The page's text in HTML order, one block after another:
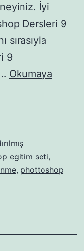
İyi
Dersleri 9
sırasıyla
9
Okumaya
egitim seti,
, phottoshop